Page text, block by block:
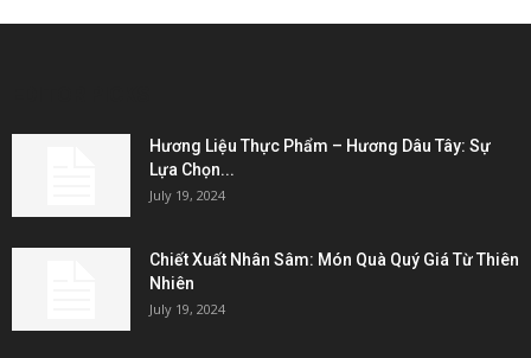
Hương Liệu Thực Phẩm – Hương Dâu Tây: Sự
Lựa Chọn...
July 19, 2024
Chiết Xuất Nhân Sâm: Món Quà Quý Giá Từ Thiên
Nhiên
July 19, 2024